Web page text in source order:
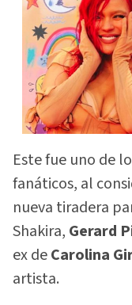
Este fue uno de
fanáticos, al
nueva tiradera
Shakira, Gerard
ex deCarolina
artista.